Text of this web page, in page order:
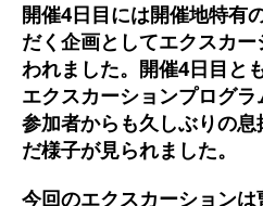
開催4日目には開催地特有
だく企画としてエクスカ
われました。開催4日目と
エクスカーションプログ
参加者からも久しぶりの
だ様子が見られました。
今回のエクスカーション